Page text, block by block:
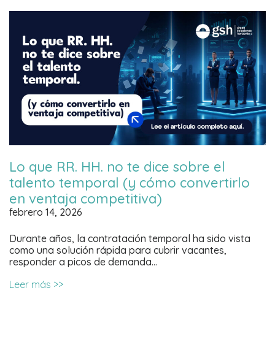
Lo que RR. HH. no te dice sobre el
talento temporal (y cómo convertirlo
en ventaja competitiva)
febrero 14, 2026
Durante años, la contratación temporal ha sido vista
como una solución rápida para cubrir vacantes,
responder a picos de demanda…
Leer más >>